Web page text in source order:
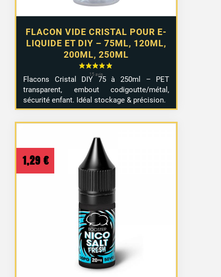
FLACON VIDE CRISTAL POUR E-
LIQUIDE ET DIY – 75ML, 120ML,
200ML, 250ML
Flacons Cristal DIY 75 à 250ml – PET
transparent, embout codigoutte/métal,
sécurité enfant. Idéal stockage & précision.
1,29 €